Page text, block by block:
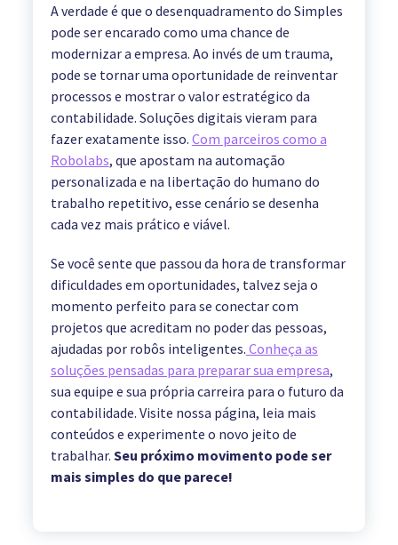
A verdade é que o desenquadramento do Simples
pode ser encarado como uma chance de
modernizar a empresa. Ao invés de um trauma,
pode se tornar uma oportunidade de reinventar
processos e mostrar o valor estratégico da
contabilidade. Soluções digitais vieram para
fazer exatamente isso. Com parceiros como a
Robolabs, que apostam na automação
personalizada e na libertação do humano do
trabalho repetitivo, esse cenário se desenha
cada vez mais prático e viável.
Se você sente que passou da hora de transformar
dificuldades em oportunidades, talvez seja o
momento perfeito para se conectar com
projetos que acreditam no poder das pessoas,
ajudadas por robôs inteligentes. Conheça as
soluções pensadas para preparar sua empresa,
sua equipe e sua própria carreira para o futuro da
contabilidade. Visite nossa página, leia mais
conteúdos e experimente o novo jeito de
trabalhar. Seu próximo movimento pode ser
mais simples do que parece!